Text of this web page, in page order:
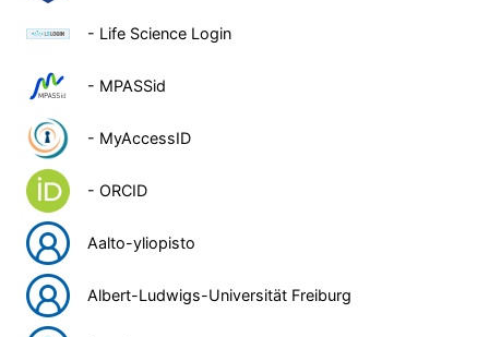
- Life Science Login
- MPASSid
- MyAccessID
- ORCID
Aalto-yliopisto
Albert-Ludwigs-Universität Freiburg